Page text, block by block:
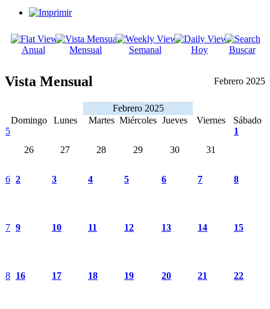
Anual Mensual Semanal Hoy Buscar
Vista Mensual Febrero 2025
Febrero 2025
Domingo
Lunes Martes Miércoles Jueves Viernes
Sábado
5
26
27 28 29 30 31
1
6 2 3 4 5 6 7 8
7 9 10 11 12 13 14 15
8 16 17 18 19 20 21 22